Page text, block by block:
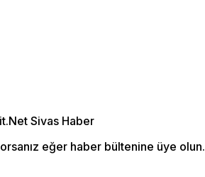
eğer haber bültenine üye olun.